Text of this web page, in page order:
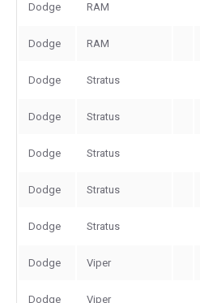
Dodge RAM
Dodge RAM
Dodge Stratus
Dodge Stratus
Dodge Stratus
Dodge Stratus
Dodge Stratus
Dodge Viper
Dodge Viper